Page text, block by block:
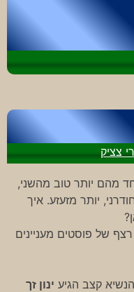
צציק
מהם יותר טוב מהשני,
יותר מזעזע. איך
של פוסטים מעניינים
קצב הגיע ינון זך